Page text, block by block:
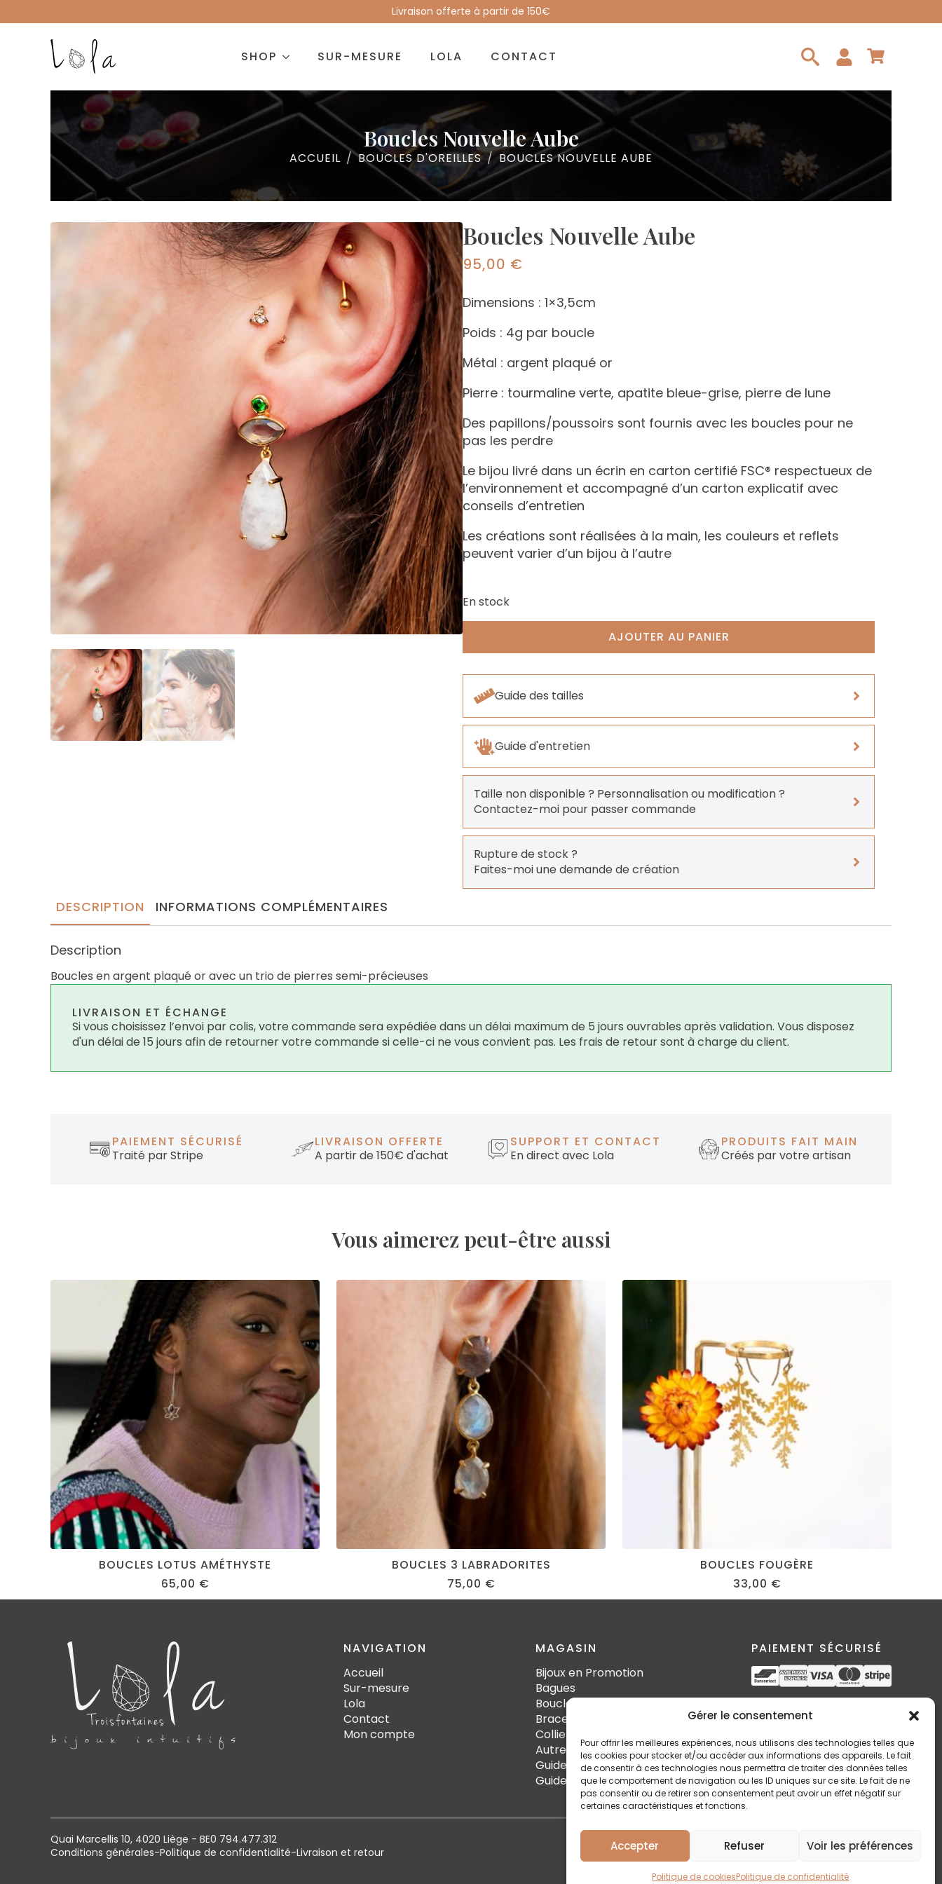
Gérer le consentement
Pour offrir les meilleures expériences, nous utilisons des technologies telles que
les cookies pour stocker et/ou accéder aux informations des appareils. Le fait
de consentir à ces technologies nous permettra de traiter des données telles
que le comportement de navigation ou les ID uniques sur ce site. Le fait de ne
pas consentir ou de retirer son consentement peut avoir un effet négatif sur
certaines caractéristiques et fonctions.
Accepter Refuser Voir les préférences
Politique de cookiesPolitique de confidentialité
Livraison offerte à partir de 150€
SHOP SUR-MESURE LOLA
CONTACT
Boucles Nouvelle Aube
ACCUEIL BOUCLES D'OREILLES BOUCLES NOUVELLE AUBE
Boucles Nouvelle Aube
95,00 €
Dimensions : 1×3,5cm
Poids : 4g par boucle
Métal : argent plaqué or
Pierre : tourmaline verte, apatite bleue-grise, pierre de lune
Des papillons/poussoirs sont fournis avec les boucles pour ne
pas les perdre
Le bijou livré dans un écrin en carton certifié FSC® respectueux de
l’environnement et accompagné d’un carton explicatif avec
conseils d’entretien
Les créations sont réalisées à la main, les couleurs et reflets
peuvent varier d’un bijou à l’autre
En stock
AJOUTER AU PANIER
Guide des tailles
Guide d'entretien
Taille non disponible ? Personnalisation ou modification ?
Contactez-moi pour passer commande
Rupture de stock ?
Faites-moi une demande de création
DESCRIPTION INFORMATIONS COMPLÉMENTAIRES
Description
Boucles en argent plaqué or avec un trio de pierres semi-précieuses
LIVRAISON ET ÉCHANGE
Si vous choisissez l’envoi par colis, votre commande sera expédiée dans un délai maximum de 5 jours ouvrables après validation. Vous disposez
d'un délai de 15 jours afin de retourner votre commande si celle-ci ne vous convient pas. Les frais de retour sont à charge du client.
PAIEMENT SÉCURISÉ
Traité par Stripe
LIVRAISON OFFERTE
A partir de 150€ d'achat
SUPPORT ET CONTACT
En direct avec Lola
PRODUITS FAIT MAIN
Créés par votre artisan
Vous aimerez peut-être aussi
BOUCLES LOTUS AMÉTHYSTE
65,00 €
BOUCLES 3 LABRADORITES
75,00 €
BOUCLES FOUGÈRE
33,00 €
NAVIGATION
Accueil
Sur-mesure
Lola
Contact
Mon compte
MAGASIN
Bijoux en Promotion
Bagues
Boucles d'oreilles
Bracelets
Colliers
Autres
Guide des tailles
Guide d'Entretien
PAIEMENT SÉCURISÉ
SUIVEZ-MOI
Quai Marcellis 10, 4020 Liège - BE0 794.477.312
Conditions générales-Politique de confidentialité-Livraison et retour